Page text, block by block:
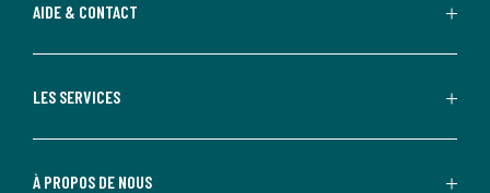
AIDE & CONTACT
LES SERVICES
À PROPOS DE NOUS